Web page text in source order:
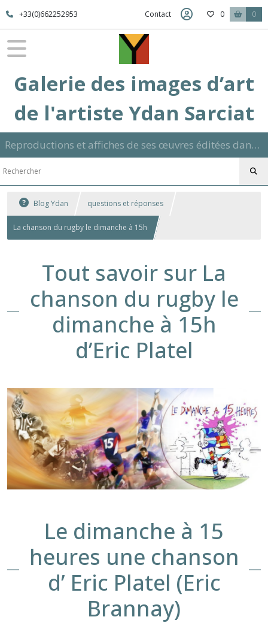
+33(0)662252953 Contact 0 0
Galerie des images d’art
de l'artiste Ydan Sarciat
Reproductions et affiches de ses œuvres éditées dans son atelier sur papier ou toile dans différents formats et signées manuscrite
Blog Ydan questions et réponses
La chanson du rugby le dimanche à 15h
Tout savoir sur La
chanson du rugby le
dimanche à 15h
d’Eric Platel
Le dimanche à 15
heures une chanson
d’ Eric Platel (Eric
Brannay)